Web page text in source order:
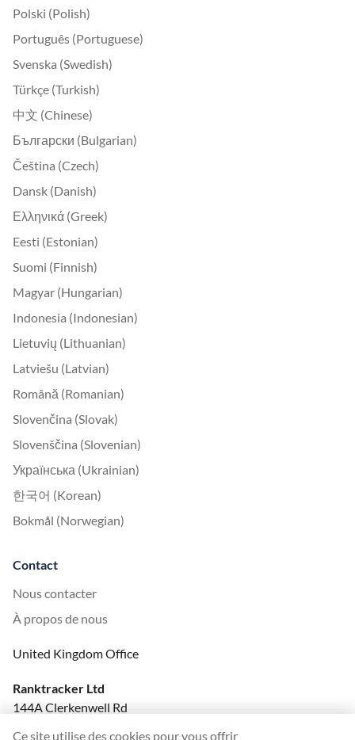
Polski (Polish)
Português (Portuguese)
Svenska (Swedish)
Türkçe (Turkish)
中文 (Chinese)
Български (Bulgarian)
Čeština (Czech)
Dansk (Danish)
Ελληνικά (Greek)
Eesti (Estonian)
Suomi (Finnish)
Magyar (Hungarian)
Indonesia (Indonesian)
Lietuvių (Lithuanian)
Latviešu (Latvian)
Română (Romanian)
Slovenčina (Slovak)
Slovenščina (Slovenian)
Українська (Ukrainian)
한국어 (Korean)
Bokmål (Norwegian)
Contact
Nous contacter
À propos de nous
United Kingdom Office
Ranktracker Ltd
144A Clerkenwell Rd
Ce site utilise des cookies pour vous offrir